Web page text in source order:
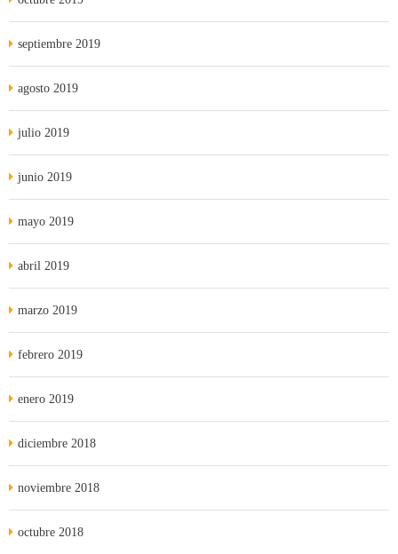
septiembre 2019
agosto 2019
julio 2019
junio 2019
mayo 2019
abril 2019
marzo 2019
febrero 2019
enero 2019
diciembre 2018
noviembre 2018
octubre 2018